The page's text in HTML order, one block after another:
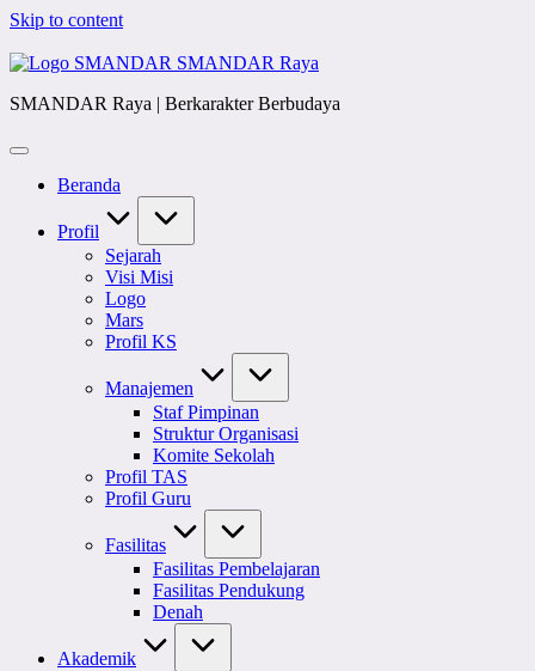
Skip to content
SMANDAR Raya
SMANDAR Raya | Berkarakter Berbudaya
Beranda
Profil
Sejarah
Visi Misi
Logo
Mars
Profil KS
Manajemen
Staf Pimpinan
Struktur Organisasi
Komite Sekolah
Profil TAS
Profil Guru
Fasilitas
Fasilitas Pembelajaran
Fasilitas Pendukung
Denah
Akademik